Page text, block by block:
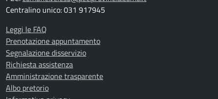
Centralino unico: 031 917945
Leggi le FAQ
Prenotazione appuntamento
Segnalazione disservizio
Richiesta assistenza
Amministrazione trasparente
Albo pretorio